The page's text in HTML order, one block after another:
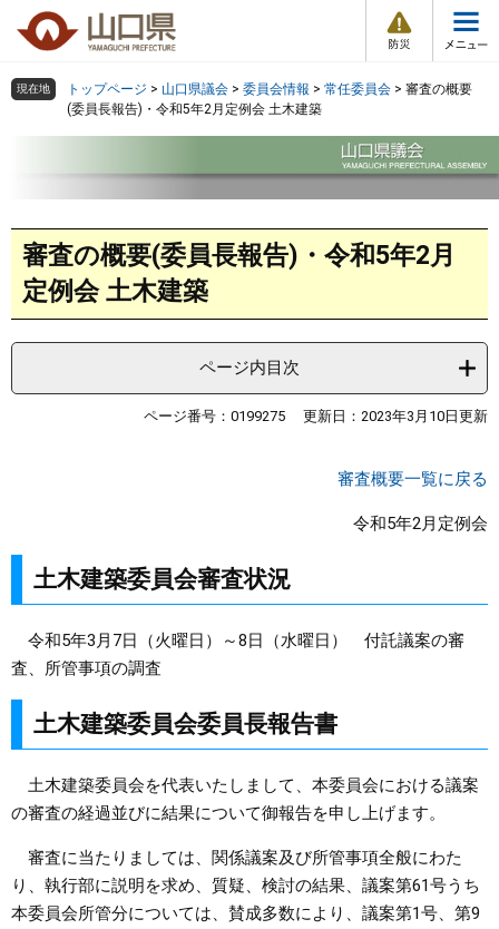
の
ー
本
情
報
メ
ュ
組織で探す
お気に入り
トップページ
くらし・環境
教育・文化・スポーツ
県政情報
ページ番号検索
組織で探す サイトマップで探す
現在地 トップページ > 山口県議会 > 委員会情報 > 常任委員会 > 審査の概要
(委員長報告)・令和5年2月定例会 土木建築
本
文審査の概要(委員長報告)・令和5年2月
定例会 土木建築
ページ内目次
ページ番号：0199275 更新日：2023年3月10日更新
審査概要一覧に戻る
令和5年2月定例会
土木建築委員会審査状況
令和5年3月7日（火曜日）～8日（水曜日） 付託議案の審
査、所管事項の調査
土木建築委員会委員長報告書
土木建築委員会を代表いたしまして、本委員会における議案
の審査の経過並びに結果について御報告を申し上げます。
審査に当たりましては、関係議案及び所管事項全般にわた
り、執行部に説明を求め、質疑、検討の結果、議案第61号うち
本委員会所管分については、賛成多数により、議案第1号、第9